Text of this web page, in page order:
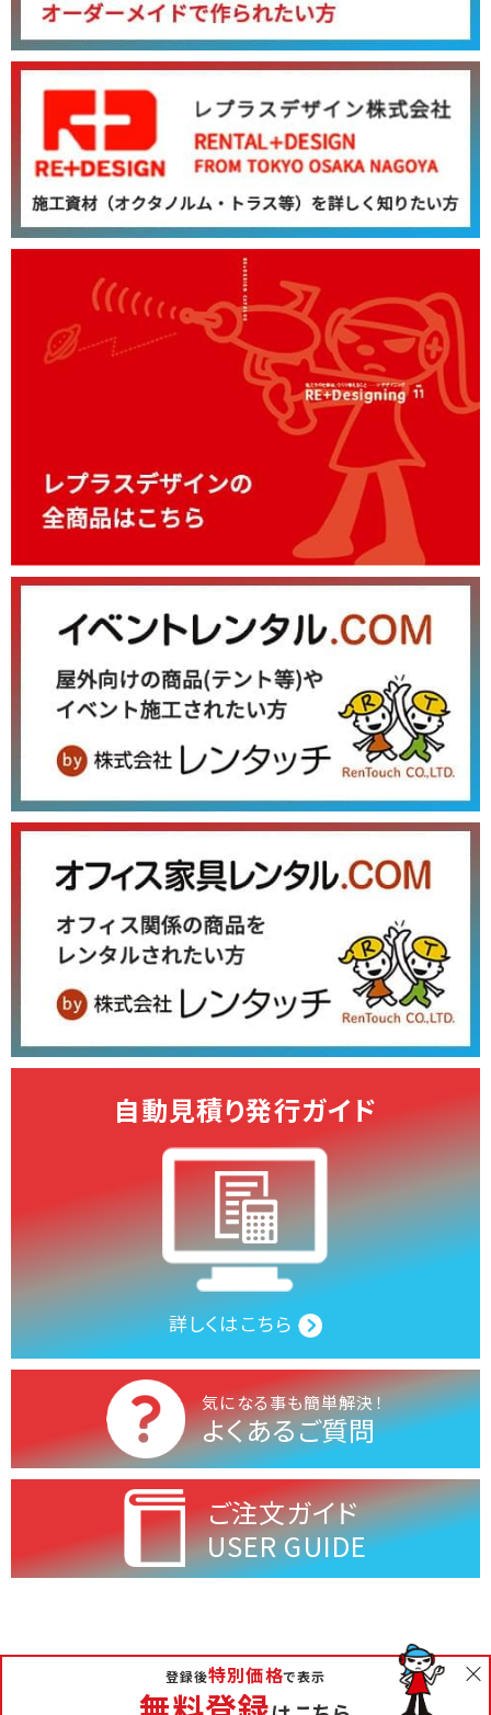
無料相談
登録後特別価格で表示
自動見積り発行ガイド
詳しくはこちら
気になる事も簡単解決！
よくあるご質問
ご注文ガイド
USER GUIDE
お問い合わせ
お支払いについて